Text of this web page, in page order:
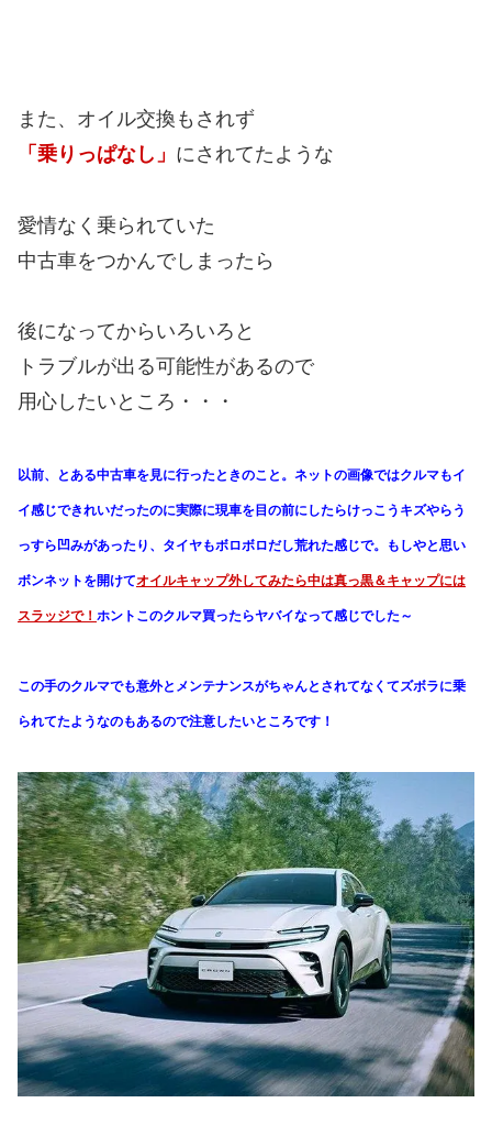
また、オイル交換もされず
「乗りっぱなし」 にされてたような
愛情なく乗られていた
中古車をつかんでしまったら
後になってからいろいろと
トラブルが出る可能性があるので
用心したいところ・・・
以前、とある中古車を見に行ったときのこと。ネットの画像ではクルマもイ
イ感じできれいだったのに実際に現車を目の前にしたらけっこうキズやらう
っすら凹みがあったり、タイヤもボロボロだし荒れた感じで。もしやと思い
ボンネットを開けてオイルキャップ外してみたら中は真っ黒＆キャップには
スラッジで！ ホントこのクルマ買ったらヤバイなって感じでした～
この手のクルマでも意外とメンテナンスがちゃんとされてなくてズボラに乗
られてたようなのもあるので注意したいところです！